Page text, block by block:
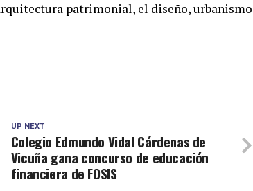
patrimonial, el diseño, urbanismo
UP NEXT
Colegio Edmundo Vidal Cárdenas de
Vicuña gana concurso de educación
financiera de FOSIS